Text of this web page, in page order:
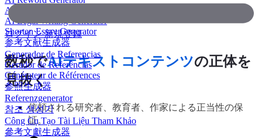
AI Bullet Point Generator
AI Legal Writing Generator
Shorten Essay Generator
参考文献生成器
Generador de Referencias
Gerador de Referências
Générateur de Références
参照生成器
Referenzgenerator
참조 생성기
Công Cụ Tạo Tài Liệu Tham Khảo
參考文獻生成器
ログイン新規登録
数秒でAIテキストコンテンツの正体を
見抜く
信頼される研究者、教育者、作家による正当性の保
証。